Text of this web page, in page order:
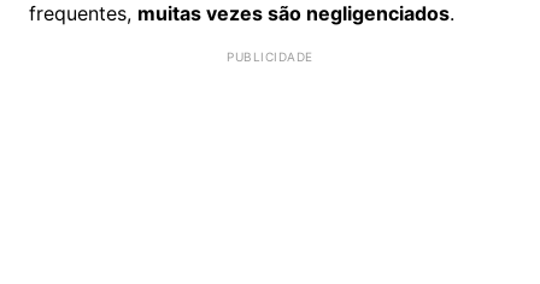
frequentes, muitas vezes são negligenciados.